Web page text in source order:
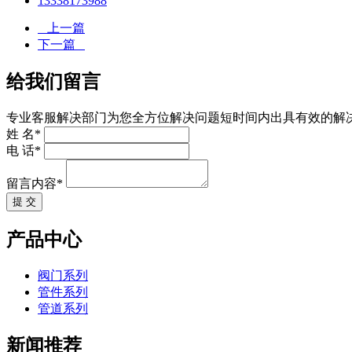
上一篇
下一篇
给我们留言
专业客服解决部门为您全方位解决问题短时间内出具有效的解
姓 名*
电 话*
留言内容*
提 交
产品中心
阀门系列
管件系列
管道系列
新闻推荐